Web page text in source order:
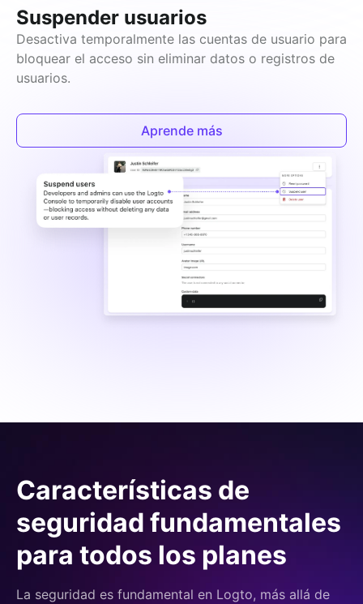
Suspender usuarios
Desactiva temporalmente las cuentas de usuario para
bloquear el acceso sin eliminar datos o registros de
usuarios.
Aprende más
Características de
seguridad fundamentales
para todos los planes
La seguridad es fundamental en Logto, más allá de